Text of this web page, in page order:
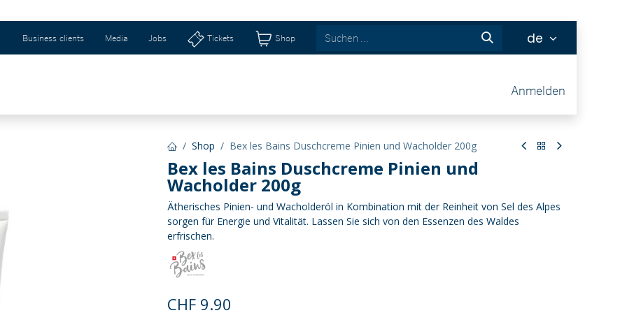
Business clients Media Jobs Tickets Shop de
Anmelden
Shop Bex les Bains Duschcreme Pinien und Wacholder 200g
Bex les Bains Duschcreme Pinien und
Wacholder 200g
Ätherisches Pinien- und Wacholderöl in Kombination mit der Reinheit von Sel des Alpes
sorgen für Energie und Vitalität. Lassen Sie sich von den Essenzen des Waldes
erfrischen.
CHF 9.90